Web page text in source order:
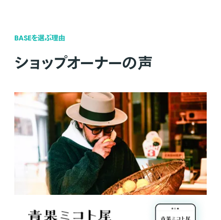
BASEを選ぶ理由
ショップオーナーの声